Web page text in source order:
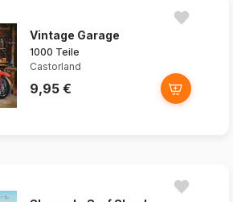
Vintage Garage
1000 Teile
Castorland
9,95 €